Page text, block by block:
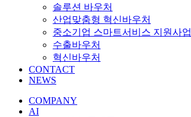
솔루션 바우처
산업맞춤형 혁신바우처
중소기업 스마트서비스 지원사업
수출바우처
혁신바우처
CONTACT
NEWS
COMPANY
AI